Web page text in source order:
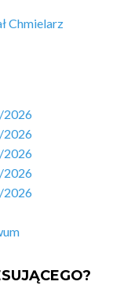
Chmielarz
2026
2026
2026
2026
2026